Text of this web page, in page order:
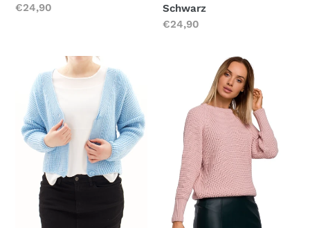
Normaler
€24,90
Schwarz
Normaler
€24,90
Cardigan
Strick
Himmelblau
Grobstrick
Pullover
Altrosa